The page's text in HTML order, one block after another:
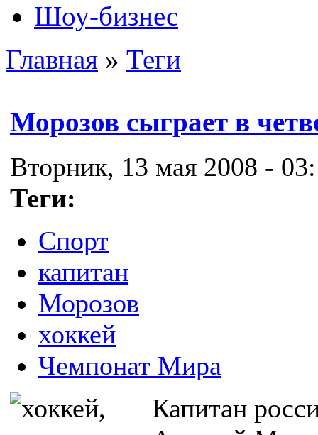
Шоу-бизнес
Главная » Теги
Морозов сыграет в
Вторник, 13 мая 2008 -
Теги:
Спорт
капитан
Морозов
хоккей
Чемпонат Мира
Капитан